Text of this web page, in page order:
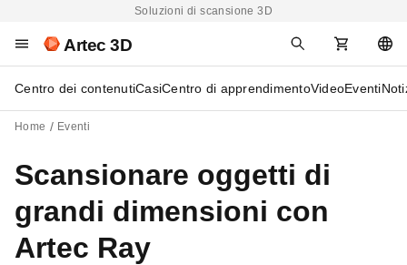
Soluzioni di scansione 3D
Artec 3D
Centro dei contenutiCasiCentro di apprendimentoVideoEventi
Home Eventi
Scansionare oggetti di
grandi dimensioni con
Artec Ray